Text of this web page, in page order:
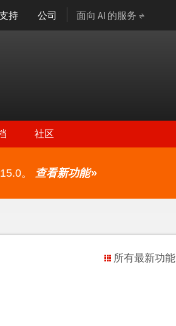
持 公司 面向 AI 的服务
社区
。 查看新功能»
所有最新功能